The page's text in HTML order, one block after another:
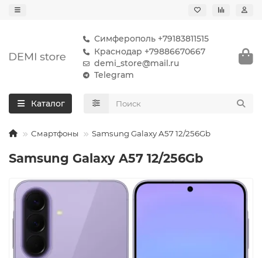
Симферополь +79183811515
Краснодар +79886670667
demi_store@mail.ru
Telegram
Каталог
Смартфоны Samsung Galaxy A57 12/256Gb
Samsung Galaxy A57 12/256Gb